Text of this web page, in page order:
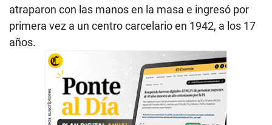
atraparon con las manos en la masa e ingresó por
primera vez a un centro carcelario en 1942, a los 17
años.